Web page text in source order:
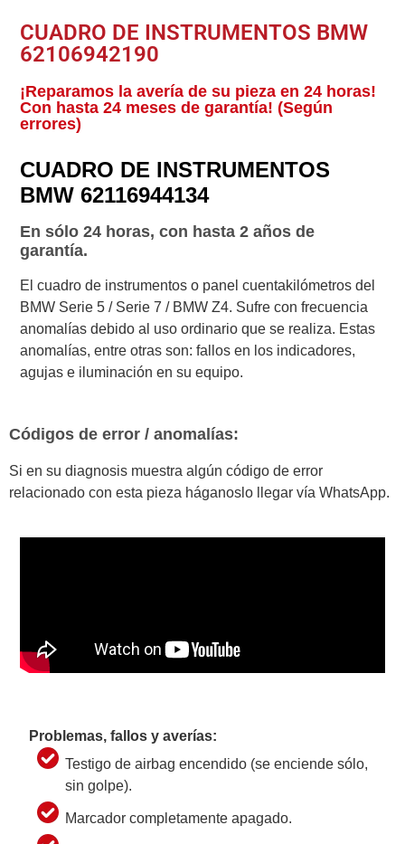
CUADRO DE INSTRUMENTOS BMW
62106942190
¡Reparamos la avería de su pieza en 24 horas!
Con hasta 24 meses de garantía! (Según
errores)
CUADRO DE INSTRUMENTOS
BMW 62116944134
En sólo 24 horas, con hasta 2 años de
garantía.
El cuadro de instrumentos o panel cuentakilómetros del
BMW Serie 5 / Serie 7 / BMW Z4. Sufre con frecuencia
anomalías debido al uso ordinario que se realiza. Estas
anomalías, entre otras son: fallos en los indicadores,
agujas e iluminación en su equipo.
Códigos de error / anomalías:
Si en su diagnosis muestra algún código de error
relacionado con esta pieza háganoslo llegar vía WhatsApp.
Problemas, fallos y averías:
Testigo de airbag encendido (se enciende sólo,
sin golpe).
Marcador completamente apagado.